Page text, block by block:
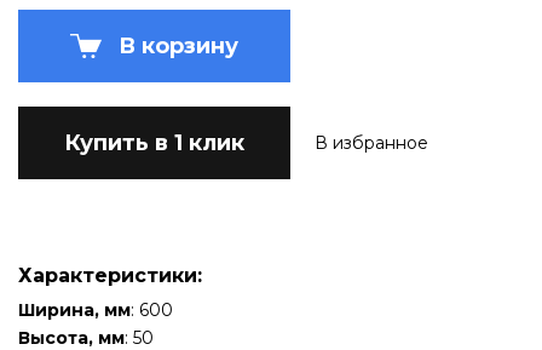
В корзину
Купить в 1 клик В избранное
Характеристики:
Ширина, мм: 600
Высота, мм: 50